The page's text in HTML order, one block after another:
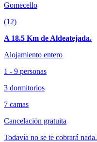
Gomecello
(12)
A 18.5 Km de Aldeatejada.
Alojamiento entero
1 - 9 personas
3 dormitorios
7 camas
Cancelación gratuita
Todavía no se te cobrará nada.